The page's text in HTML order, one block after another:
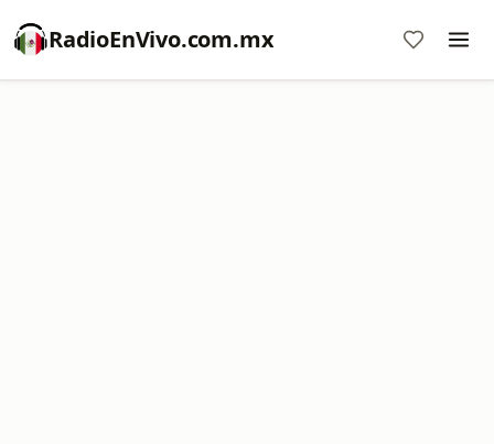
RadioEnVivo.com.mx